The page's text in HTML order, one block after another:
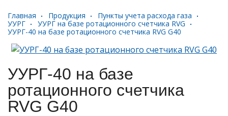
Главная Продукция
Пункты учета расхода газа
УУРГ
УУРГ на базе ротационного счетчика RVG
УУРГ-40 на базе ротационного счетчика RVG G40
УУРГ-40 на базе
ротационного счетчика
RVG G40